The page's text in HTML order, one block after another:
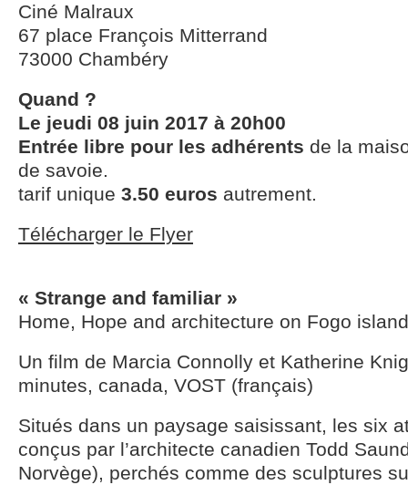
Ciné Malraux
67 place François Mitterrand
73000 Chambéry
Quand ?
Le jeudi 08 juin 2017 à 20h00
Entrée libre pour les adhérents de la
de savoie.
tarif unique 3.50 euros autrement.
Télécharger le Flyer
« Strange and familiar »
Home, Hope and architecture on Fogo island
Un film de Marcia Connolly et Katherine
minutes, canada, VOST (français)
Situés dans un paysage saisissant, les six
conçus par l’architecte canadien Todd
Norvège), perchés comme des sculptures